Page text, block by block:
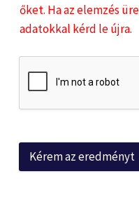
őket. Ha az elemzés
adatokkal kérd le újra.
Kérem az eredményt